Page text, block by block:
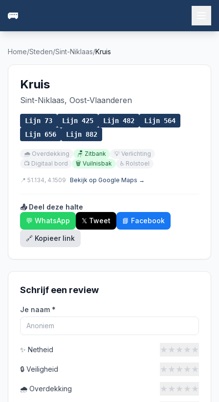
🚌
Home/Steden/Sint-Niklaas/Kruis
Kruis
Sint-Niklaas, Oost-Vlaanderen
Lijn 73 Lijn 425 Lijn 482 Lijn 564
Lijn 656 Lijn 882
🌧️ Overdekking 🪑 Zitbank 💡 Verlichting
📺 Digitaal bord 🗑️ Vuilnisbak ♿ Rolstoel
📍 51.134, 4.1509 Bekijk op Google Maps →
📤 Deel deze halte
💬 WhatsApp
𝕏 Tweet 📘 Facebook
🔗 Kopieer link
Schrijf een review
Je naam *
✨ Netheid ★★★★★
🔒 Veiligheid ★★★★★
🌧️ Overdekking ★★★★★